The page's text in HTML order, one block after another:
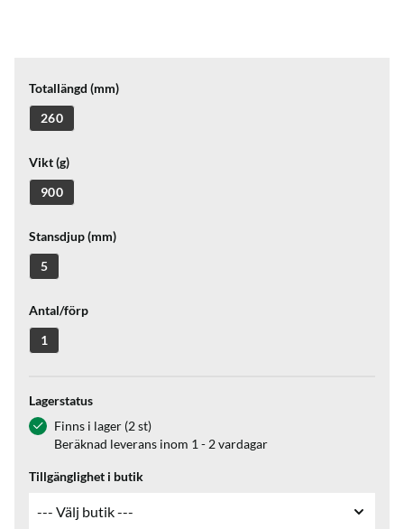
Totallängd (mm)
260
Vikt (g)
900
Stansdjup (mm)
5
Antal/förp
1
Lagerstatus
Finns i lager (2 st)
Beräknad leverans inom 1 - 2 vardagar
Tillgänglighet i butik